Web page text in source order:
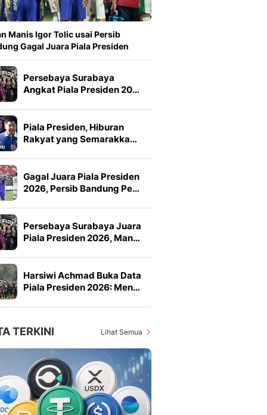
Manis Igor Tolic usai Persib
Gagal Juara Piala Presiden
Persebaya Surabaya
Angkat Piala Presiden 20…
Piala Presiden, Hiburan
Rakyat yang Semarakka…
Gagal Juara Piala Presiden
2026, Persib Bandung Pe…
Persebaya Surabaya Juara
Piala Presiden 2026, Man…
Harsiwi Achmad Buka Data
Piala Presiden 2026: Men…
TERKINI Lihat Semua